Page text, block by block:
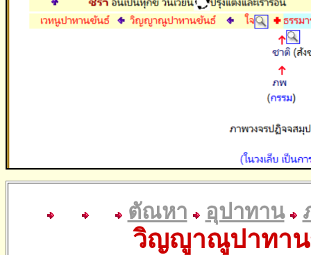
ตัณหา อุปาทาน
วิญญูาณูปาท